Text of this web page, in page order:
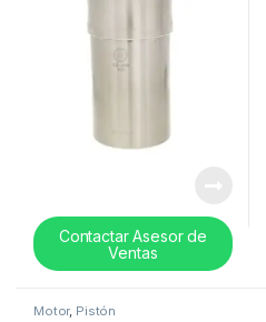
Contactar Asesor de
Ventas
Motor, Pistón